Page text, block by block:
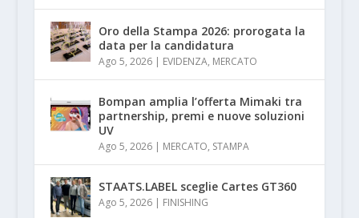
Oro della Stampa 2026: prorogata la
data per la candidatura
Ago 5, 2026| EVIDENZA, MERCATO
Bompan amplia l’offerta Mimaki tra
partnership, premi e nuove soluzioni
UV
Ago 5, 2026| MERCATO, STAMPA
STAATS.LABEL sceglie Cartes GT360
Ago 5, 2026| FINISHING